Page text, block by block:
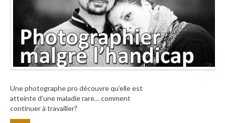
Une photographe pro découvre qu’elle est
atteinte d’une maladie rare… comment
continuer à travailler?